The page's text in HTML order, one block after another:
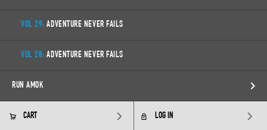
VOL 29: ADVENTURE NEVER FAILS
VOL 28: ADVENTURE NEVER FAILS
RUN AMOK
CART LOG IN